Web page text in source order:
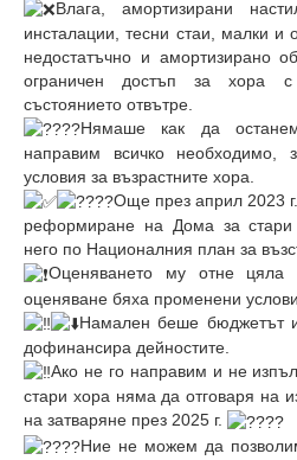
Влага, амортизирани
инсталации, тесни стаи, малки и
недостатъчно и амортизирано
ограничен достъп за хора
състоянието отвътре.
Нямаше как да
направим всичко необходимо,
условия за възрастните хора.
Още през април 2023
реформиране на Дома за стари
него по Националния план за
Оценяването му отне
оценяване бяха променени
Намален беше бюджетът
дофинансира дейностите.
Ако не го направим и не
стари хора няма да отговаря на
на затваряне през 2025 г.
Ние не можем да